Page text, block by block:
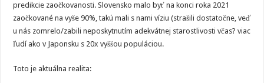
predikcie zaočkovanosti. Slovensko malo byť na konci roka 2021
zaočkované na vyše 90%, takú mali s nami víziu (strašili dostatočne, veď
u nás zomrelo/zabili neposkytnutím adekvátnej starostlivosti včas? viac
ľudí ako v Japonsku s 20x vyššou populáciou.
Toto je aktuálna realita: